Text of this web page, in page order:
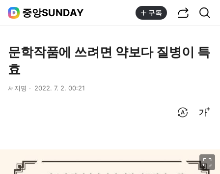
중앙SUNDAY 구독
문학작품에 쓰려면 약보다 질병이 특
효
서지명 2022. 7. 2. 00:21